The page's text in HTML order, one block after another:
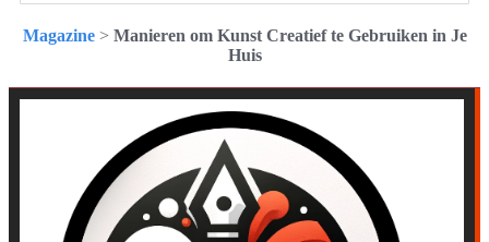
Magazine> Manieren om Kunst Creatief te Gebruiken in Je
Huis